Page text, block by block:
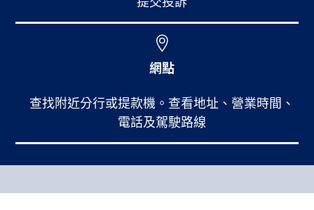
網點
查找附近分行或提款機。查看地址、營業時間、
電話及駕駛路線
個人銀行